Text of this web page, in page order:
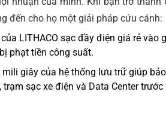
đến cho họ một giải pháp cứu cánh:
của LITHACO sạc đầy điện giá rẻ
phạt tiền công suất.
giây của hệ thống lưu trữ giúp
sạc xe điện và Data Center